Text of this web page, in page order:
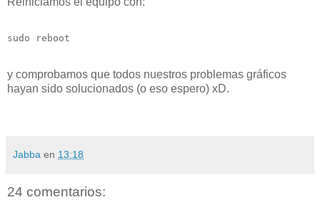
sudo reboot
y comprobamos que todos nuestros problemas gráficos
hayan sido solucionados (o eso espero) xD.
Jabba en 13:18
24 comentarios: